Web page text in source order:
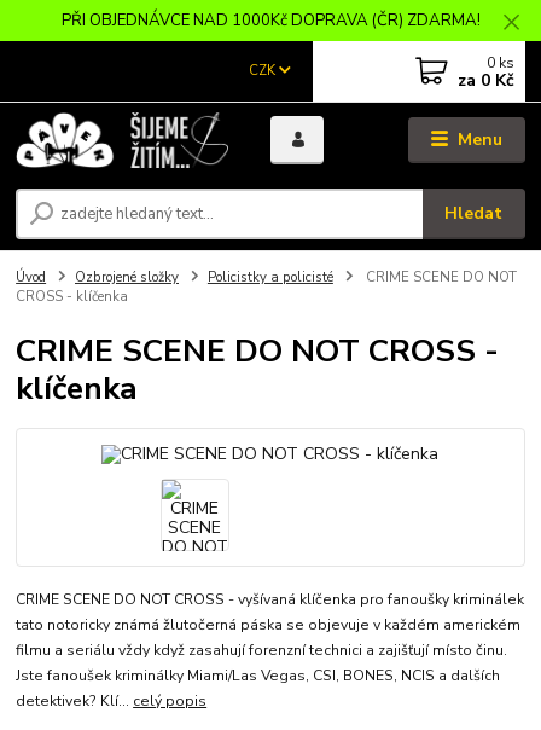
PŘI OBJEDNÁVCE NAD 1000Kč DOPRAVA (ČR) ZDARMA!
Menu
CZK
Hledat
0 ks
za 0 Kč
Úvod Ozbrojené složky Policistky a policisté
CRIME SCENE DO NOT
CROSS - klíčenka
CRIME SCENE DO NOT CROSS -
klíčenka
CRIME SCENE DO NOT CROSS - vyšívaná klíčenka pro fanoušky kriminálek
tato notoricky známá žlutočerná páska se objevuje v každém americkém
filmu a seriálu vždy když zasahují forenzní technici a zajišťují místo činu.
Jste fanoušek kriminálky Miami/Las Vegas, CSI, BONES, NCIS a dalších
detektivek? Klí... celý popis